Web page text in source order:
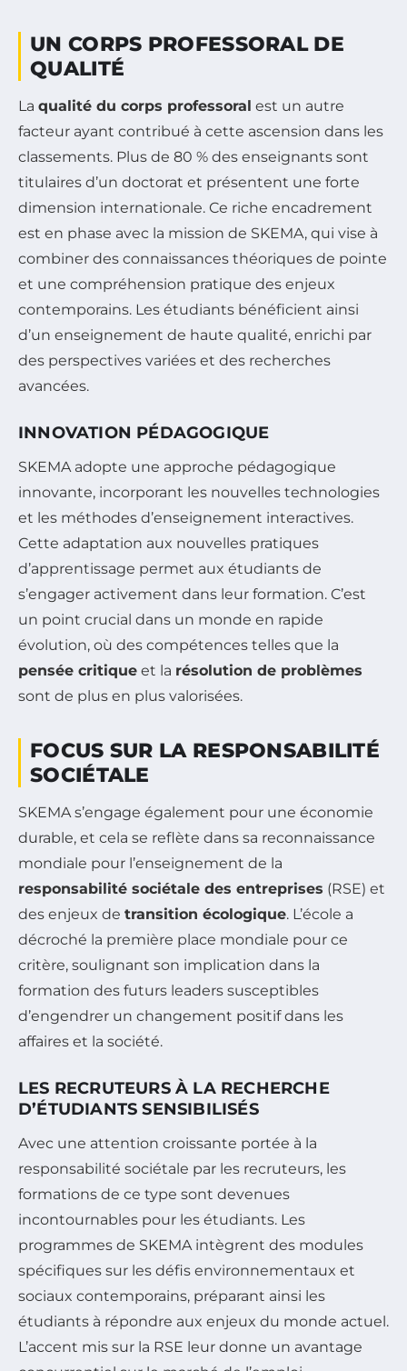
UN CORPS PROFESSORAL DE
QUALITÉ
La qualité du corps professoral est un autre
facteur ayant contribué à cette ascension dans les
classements. Plus de 80 % des enseignants sont
titulaires d’un doctorat et présentent une forte
dimension internationale. Ce riche encadrement
est en phase avec la mission de SKEMA, qui vise à
combiner des connaissances théoriques de pointe
et une compréhension pratique des enjeux
contemporains. Les étudiants bénéficient ainsi
d’un enseignement de haute qualité, enrichi par
des perspectives variées et des recherches
avancées.
INNOVATION PÉDAGOGIQUE
SKEMA adopte une approche pédagogique
innovante, incorporant les nouvelles technologies
et les méthodes d’enseignement interactives.
Cette adaptation aux nouvelles pratiques
d’apprentissage permet aux étudiants de
s’engager activement dans leur formation. C’est
un point crucial dans un monde en rapide
évolution, où des compétences telles que la
pensée critique et la résolution de problèmes
sont de plus en plus valorisées.
FOCUS SUR LA RESPONSABILITÉ
SOCIÉTALE
SKEMA s’engage également pour une économie
durable, et cela se reflète dans sa reconnaissance
mondiale pour l’enseignement de la
responsabilité sociétale des entreprises (RSE) et
des enjeux de transition écologique. L’école a
décroché la première place mondiale pour ce
critère, soulignant son implication dans la
formation des futurs leaders susceptibles
d’engendrer un changement positif dans les
affaires et la société.
LES RECRUTEURS À LA RECHERCHE
D’ÉTUDIANTS SENSIBILISÉS
Avec une attention croissante portée à la
responsabilité sociétale par les recruteurs, les
formations de ce type sont devenues
incontournables pour les étudiants. Les
programmes de SKEMA intègrent des modules
spécifiques sur les défis environnementaux et
sociaux contemporains, préparant ainsi les
étudiants à répondre aux enjeux du monde actuel.
L’accent mis sur la RSE leur donne un avantage